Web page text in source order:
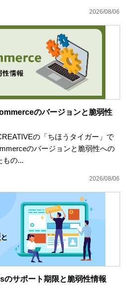
2026/08/06
のバージョンと脆弱性
の「ちほうタイガー」で
のバージョンと脆弱性への
もの...
2026/08/06
のサポート期限と脆弱性情報